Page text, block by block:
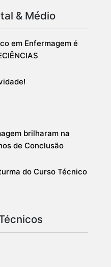
& Médio
em Enfermagem é
brilharam na
de Conclusão
do Curso Técnico